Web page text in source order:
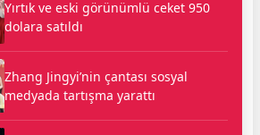
Yırtık ve eski görünümlü ceket 950
dolara satıldı
Zhang Jingyi’nin çantası sosyal
medyada tartışma yarattı